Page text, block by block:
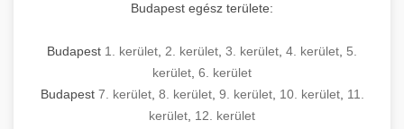
Budapest egész területe:
Budapest 1. kerület 2. kerület 3. kerület 4. kerület 5.
kerület 6. kerület
Budapest 7. kerület, 8. kerület, 9. kerület, 10. kerület, 11.
kerület 12. kerület